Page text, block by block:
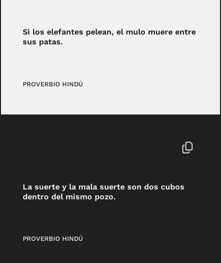
Si los elefantes pelean, el mulo muere entre
sus patas.
PROVERBIO HINDÚ
La suerte y la mala suerte son dos cubos
dentro del mismo pozo.
PROVERBIO HINDÚ